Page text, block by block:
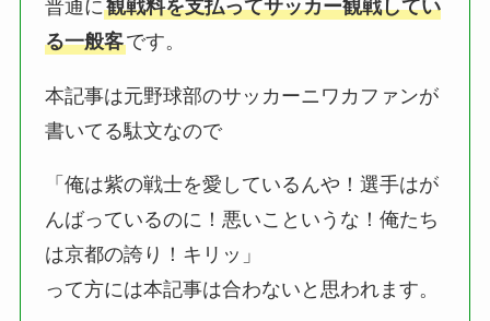
普通に観戦料を支払ってサッカー観戦してい
る一般客です。
本記事は元野球部のサッカーニワカファンが
書いてる駄文なので
「俺は紫の戦士を愛しているんや！選手はが
んばっているのに！悪いこというな！俺たち
は京都の誇り！キリッ」
って方には本記事は合わないと思われます。